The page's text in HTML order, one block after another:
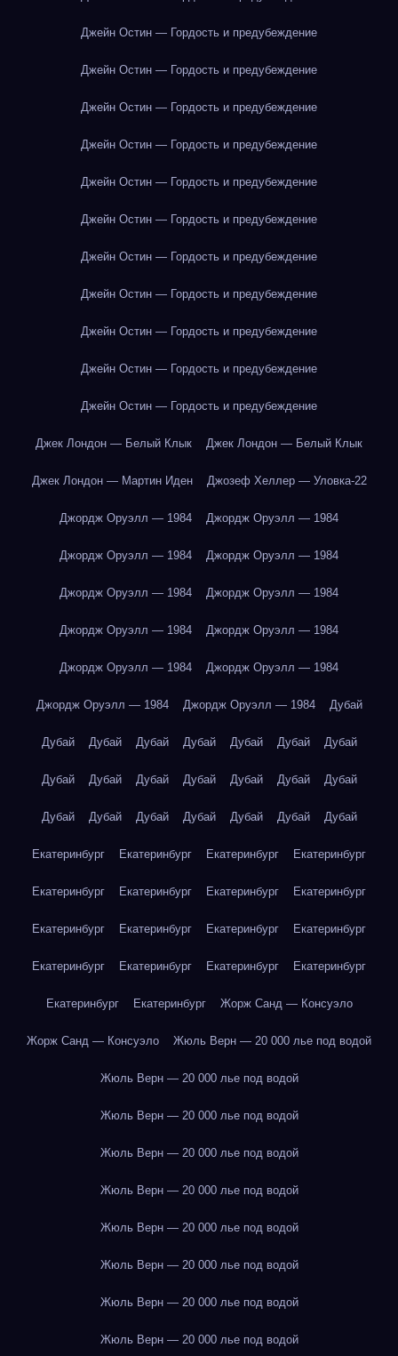
Джейн Остин — Гордость и предубеждение
Джейн Остин — Гордость и предубеждение
Джейн Остин — Гордость и предубеждение
Джейн Остин — Гордость и предубеждение
Джейн Остин — Гордость и предубеждение
Джейн Остин — Гордость и предубеждение
Джейн Остин — Гордость и предубеждение
Джейн Остин — Гордость и предубеждение
Джейн Остин — Гордость и предубеждение
Джейн Остин — Гордость и предубеждение
Джейн Остин — Гордость и предубеждение
Джек Лондон — Белый Клык Джек Лондон — Белый Клык
Джек Лондон — Мартин Иден Джозеф Хеллер — Уловка-22
Джордж Оруэлл — 1984 Джордж Оруэлл — 1984
Джордж Оруэлл — 1984 Джордж Оруэлл — 1984
Джордж Оруэлл — 1984 Джордж Оруэлл — 1984
Джордж Оруэлл — 1984 Джордж Оруэлл — 1984
Джордж Оруэлл — 1984 Джордж Оруэлл — 1984
Джордж Оруэлл — 1984 Джордж Оруэлл — 1984 Дубай
Дубай Дубай Дубай Дубай Дубай Дубай Дубай
Дубай Дубай Дубай Дубай Дубай Дубай Дубай
Дубай Дубай Дубай Дубай Дубай Дубай Дубай
Екатеринбург Екатеринбург Екатеринбург Екатеринбург
Екатеринбург Екатеринбург Екатеринбург Екатеринбург
Екатеринбург Екатеринбург Екатеринбург Екатеринбург
Екатеринбург Екатеринбург Екатеринбург Екатеринбург
Екатеринбург Екатеринбург Жорж Санд — Консуэло
Жорж Санд — Консуэло Жюль Верн — 20 000 лье под водой
Жюль Верн — 20 000 лье под водой
Жюль Верн — 20 000 лье под водой
Жюль Верн — 20 000 лье под водой
Жюль Верн — 20 000 лье под водой
Жюль Верн — 20 000 лье под водой
Жюль Верн — 20 000 лье под водой
Жюль Верн — 20 000 лье под водой
Жюль Верн — 20 000 лье под водой